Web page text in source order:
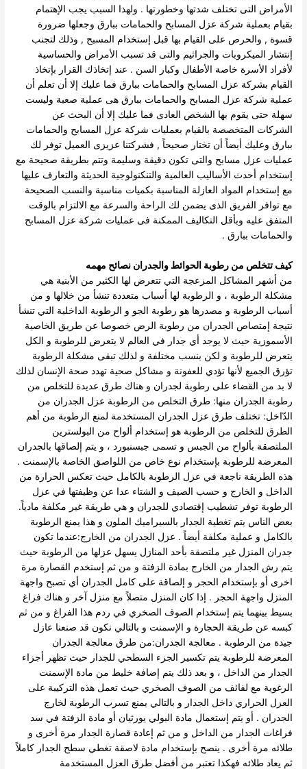
الأمراض التى تختلف شدتها وخطورتها . ولهذا السبب يجب الإهتمام
بقيام بعملية شركة عزل المسابح والحمامات ببارق وجعلها ضرورة
قسوة , والحرص على القيام بها قبل إستخدام المسبح , وذلك لتجنب
إنتشار الميكروبات والجراثيم والتى قد تسبب الأمراض والحساسية
لأفراد الأسرة خاصة الأطفال وكبار السن . عند إتخاذك القرار بإتخاذ
القيام بشركة عزل المسابح والحمامات ببارق فما عليك إلا أن تعلم أن
عملية شركة عزل المسابح والحمامات ببارق هى عملية صعبة وليست
سهلة حتى يقوم بها الشخص العادى فما عليك إلا أن البحث عن
الشركات المتخصصة بالقيام بعمليات شركة عزل المسابح والحمامات
ببارق وعليك أيضاً أن تختار صحيحاً , فشركتنا عزيزى العميل توفر لك
عمليات عزل مسابح والتى تكون دقيقة وسليمة وتتم بطريقة صحيحة مع
إستخدام أحدث الأساليب العالمية والتنكنولوجية الحديثة والتعارف عليها
مع إستخدام المواد العازلة المناسبة بكميات مناسبة والنسب الصحيحة
مع توافر الفريق الذى يضمن لك الراحة والسرعة مع الالتزام بالوقت
المتفق عليه وبأقل التكاليف الممكنة فى عمليات شركة عزل المسابح
والحمامات ببارق .
كيف تتخلص من رطوبة الحوائط والجدران نصائح مهمه
من أشهر المشاكل المزعجة التي تتعرض لها الكثير من الأبنية هي
مشكلة الرطوبة ، و الرطوبة لها أسباب متعددة تنشأ من خلالها و من
أسباب الرطوبة و مصدرها هو رطوبة الجو و الرطوبة الداخلية التي تنشأ
نتيجة إمتصاص الجدران من رطوبة الرض خصوصا عن طريق الخاصية
الأسموزية حيث لا يوجد أي جدار في العالم لا يتعرض للرطوبة و الكل
يتعرض للرطوبة و لكن بنسب مختلفة و لذلك تبقى مشكلة الرطوبة
تؤرق الجميع لأنها تؤدي للعفونة و مشاكل صحية تهدد صحة الإنسان لذلك
لا بد من القضاء على رطوبة لجدران و هناك طرق عديدة للتخلص من
رطوبة الجدران منها: طرق التخلص من الرطوبة عزل الجدران من
الدّاخل: تختلف طرق عزل الجدران المستخدمة لمنع الرطوبة من أهم
الطرق للتخلص من الرطوبة هو إستخدام ألواح من البولسترين
الملتصقة بألواح من الجبس و تسمى جبسنبورد ، و يتم إلصاقها بالجدران
المعرضة للرطوبة بإستخدام نوع خاص من اللواصق الخاصة بالإسمنت .
هذه الطريقة ناجعة في عزل الرطوبة بالكامل حيث تعكس الحرارة من
الداخل و الخارج و حسب الصيف و الشتاء عدا عن وظيفتها في عزل
الرطوبة توفر تشطيب إقتصادي للجدران و هي طريقة غير مكلفة مادياً.
بعض الناس يتم تغطية الجدار بالسيراميك الملون و هذا يمنع الرطوبة
بالكامل و عملية مكلفة أيضاً . عزل الجدران من الخارج:عندما تكون
جدران المنزل غير ملتصقة بأحد المنازل يسهل عزلها من الرطوبة حيث
يتم رش الجدار من الخارج بمادة الزفتة و من ثم إستخدم القصارة مرة
اخرى أو بإستخدام الحجر و إلصاقة على كامل الجدران أي تصبح واجهة
المنزل واجهة الحجر . إذا كان المنزل متصلاً مع منزل آخر و هناك فراغ
بسيط بينهما يتم إستخدام الصوف الصخري في ردم هذا الفراغ و من ثم
كبسه عن طريقة الحجارة و الإسمنت و بالتالي نكون قد صنعنا عازل
جيدة من الرطوبة . معالجة الجدران:من طرق معالجة الجدران
المعرضة للرطوبة يتم تكسير الجزء السطحي للجدار حيث تظهر أجزاء
الجدار من الداخل ، و بعد ذلك يتم إضافة خليط من مادة الإسمنت
الرغوية مع لفائف من الصوف الصخري حيث تعمل هذه التركيبة على
العزل الحراري داخل الجدار و بالتالي يمنع تسرب الرطوبة لخارج
الجدران . أو يتم إستعمال مادة البولي يورثيان أو مادة الزفتة في سد
فراغات الجدار من الداخل و من ثم إعادة قصارة الجدار مرة أخرى و
طلائه مرة أخرى . ينصح بإستخدام مادة لاصقة تغطي سطح الجدار كاملاً
ثم يعاد طلائه فهكذا تعتبر من أفضل طرق العزل المستخدمة